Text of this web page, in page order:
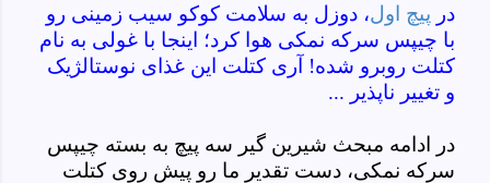
در پیچ اول، دوزل به سلامت کوکو سیب زمینی رو
با چیپس سرکه نمکی هوا کرد؛ اینجا با غولی به نام
کتلت روبرو شده! آری کتلت این غذای نوستالژیک
و تغییر ناپذیر ...
در ادامه مبحث شیرین گیر سه پیچ به بسته چیپس
سرکه نمکی، دست تقدیر ما رو پیش روی کتلت